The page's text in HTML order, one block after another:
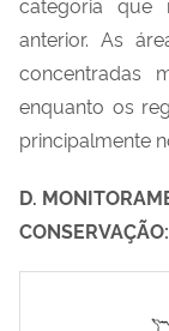
anterior. As
concentradas
enquanto os
principalmente
D.